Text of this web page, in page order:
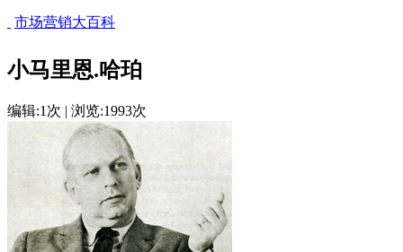
市场营销大百科
小马里恩.哈珀
编辑:1次 | 浏览:1993次